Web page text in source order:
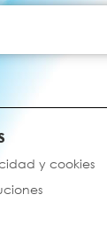
y cookies